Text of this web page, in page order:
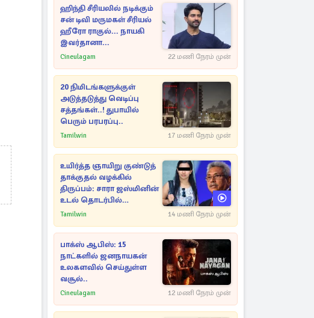
ஹிந்தி சீரியலில் நடிக்கும்
சன் டிவி மருமகள் சீரியல்
ஹீரோ ராகுல்... நாயகி
இவர்தானா...
Cineulagam 22 மணி நேரம் முன்
20 நிமிடங்களுக்குள்
அடுத்தடுத்து வெடிப்பு
சத்தங்கள்..! துபாயில்
பெரும் பரபரப்பு..
Tamilwin 17 மணி நேரம் முன்
உயிர்த்த ஞாயிறு குண்டுத்
தாக்குதல் வழக்கில்
திருப்பம்: சாரா ஜஸ்மினின்
உடல் தொடர்பில்
நீதிமன்றத்தில் வெளியான
Tamilwin 14 மணி நேரம் முன்
பாக்ஸ் ஆபிஸ்: 15
நாட்களில் ஜனநாயகன்
உலகளவில் செய்துள்ள
வசூல்..
Cineulagam 12 மணி நேரம் முன்